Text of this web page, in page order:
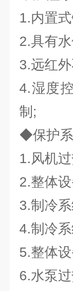
1.内置
2.具有
3.远红
4.湿度
制;
◆保护
1.风机
2.整体
3.制冷
4.制冷
5.整体
6.水泵